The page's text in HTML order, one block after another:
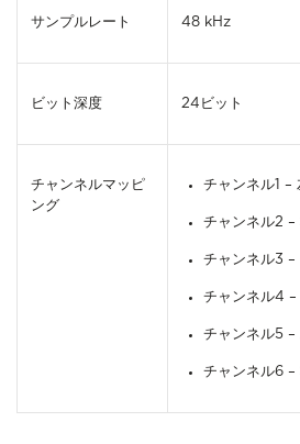
サンプルレート 48 kHz
ビット深度 24ビット
チャンネルマッピ
ング
チャンネル1 –
チャンネル2 –
チャンネル3 –
チャンネル4 –
チャンネル5 –
チャンネル6 –